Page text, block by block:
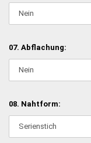
07. Abflachung:
08. Nahtform: